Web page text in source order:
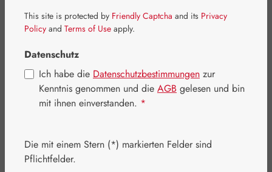
Inhalt:0.137 Kilogramm (945,99 € / 1 Kilogramm)
Preise inkl. MwSt. zzgl. Versandkosten
This site is protected by Friendly Captcha and its Privacy
Policy and Terms of Use apply.
Datenschutz
Ich habe die Datenschutzbestimmungen zur
Kenntnis genommen und die AGB gelesen und bin
mit ihnen einverstanden. *
Die mit einem Stern (*) markierten Felder sind
Pflichtfelder.